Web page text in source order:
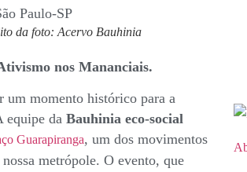
da foto: Acervo Bauhinia
nos Mananciais.
momento histórico para a
equipe da Bauhinia eco-social
Guarapiranga, um dos movimentos
metrópole. O evento, que